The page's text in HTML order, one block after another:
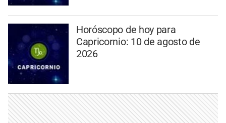
Horóscopo de hoy para
Capricornio: 10 de agosto de
2026